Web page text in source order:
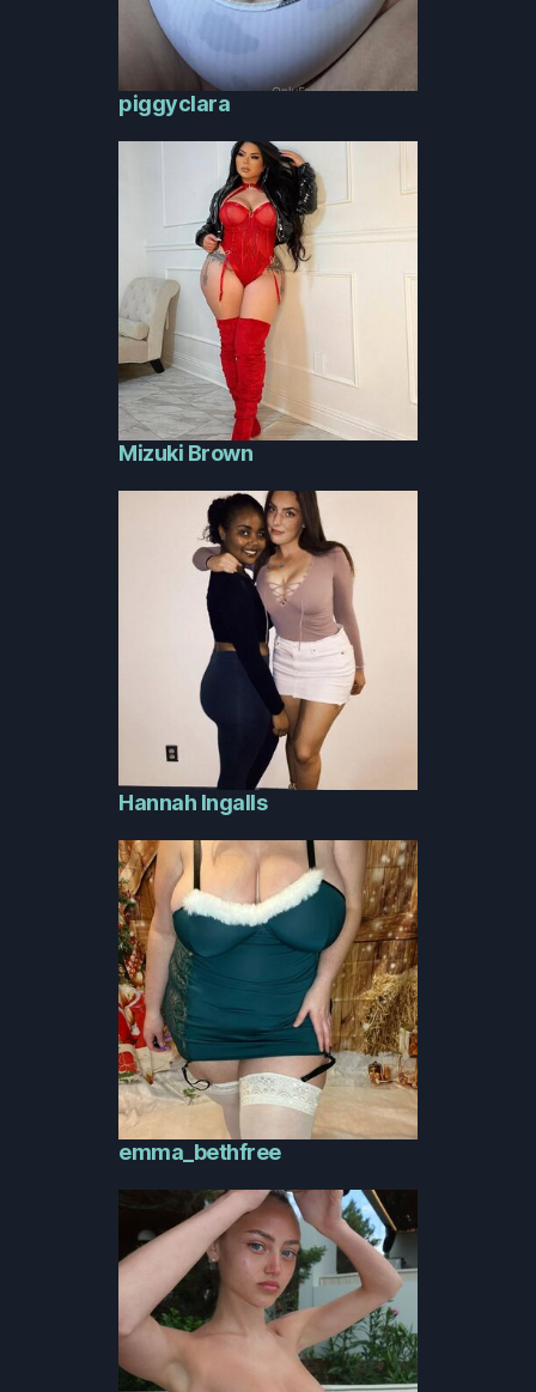
piggyclara
Mizuki Brown
Hannah Ingalls
emma_bethfree